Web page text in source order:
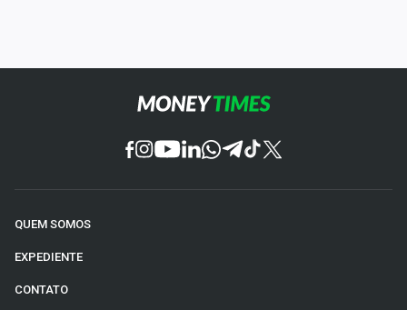
QUEM SOMOS
EXPEDIENTE
CONTATO